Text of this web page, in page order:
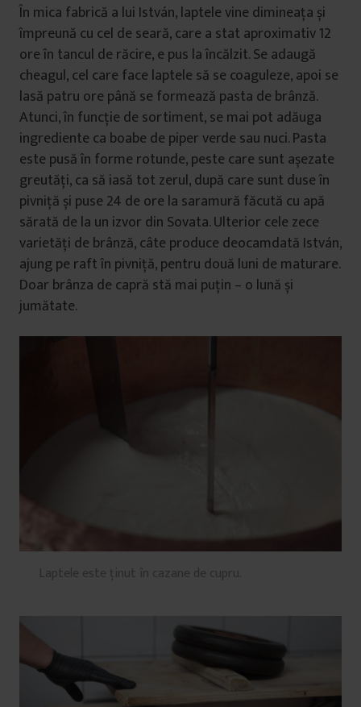
În mica fabrică a lui István, laptele vine dimineața și
împreună cu cel de seară, care a stat aproximativ 12
ore în tancul de răcire, e pus la încălzit. Se adaugă
cheagul, cel care face laptele să se coaguleze, apoi se
lasă patru ore până se formează pasta de brânză.
Atunci, în funcție de sortiment, se mai pot adăuga
ingrediente ca boabe de piper verde sau nuci. Pasta
este pusă în forme rotunde, peste care sunt așezate
greutăți, ca să iasă tot zerul, după care sunt duse în
pivniță și puse 24 de ore la saramură făcută cu apă
sărată de la un izvor din Sovata. Ulterior cele zece
varietăți de brânză, câte produce deocamdată István,
ajung pe raft în pivniță, pentru două luni de maturare.
Doar brânza de capră stă mai puțin – o lună și
jumătate.
Laptele este ținut în cazane de cupru.